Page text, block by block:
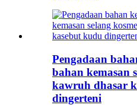
Pengadaan
bahan kemasan
kawruh dhasar
dingerteni